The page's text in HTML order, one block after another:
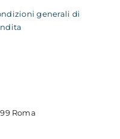
generali di
Roma